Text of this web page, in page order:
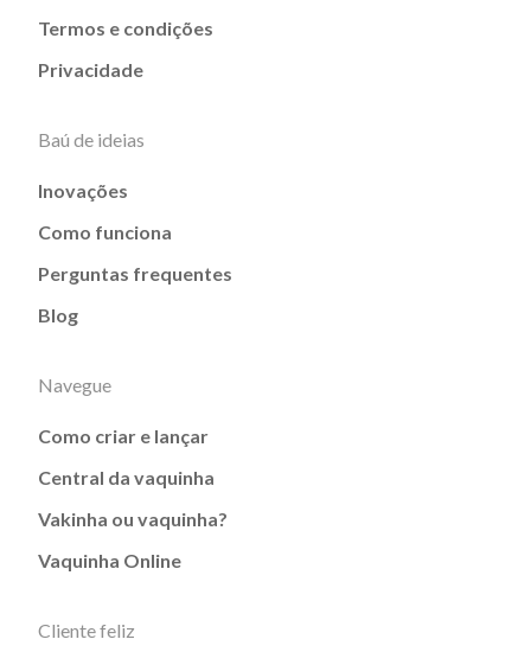
Termos e condições
Privacidade
Baú de ideias
Inovações
Como funciona
Perguntas frequentes
Blog
Navegue
Como criar e lançar
Central da vaquinha
Vakinha ou vaquinha?
Vaquinha Online
Cliente feliz